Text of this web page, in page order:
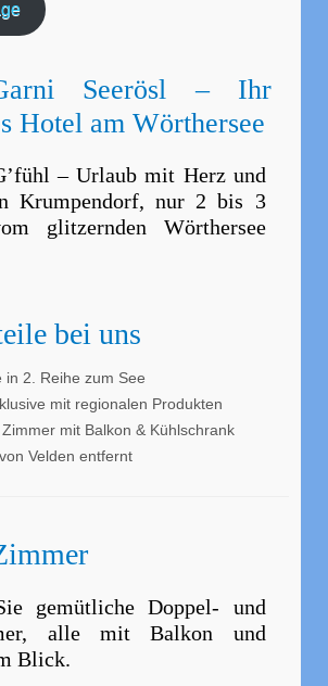
Seerösl – Ihr
Hotel am Wörthersee
– Urlaub mit Herz und
Krumpendorf, nur 2 bis 3
glitzernden Wörthersee
bei uns
in 2. Reihe zum See
mit regionalen Produkten
mit Balkon & Kühlschrank
Velden entfernt
gemütliche Doppel- und
alle mit Balkon und
Blick.